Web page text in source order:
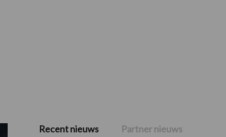
Primaire
Recent nieuws Partner nieuws